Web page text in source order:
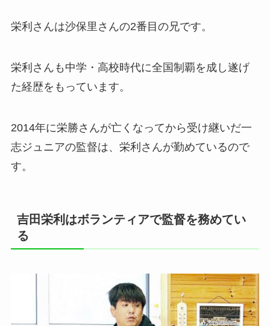
栄利さんは沙保里さんの2番目の兄です。
栄利さんも中学・高校時代に全国制覇を成し遂げ
た経歴をもっています。
2014年に栄勝さんが亡くなってから受け継いだ一
志ジュニアの監督は、栄利さんが勤めているので
す。
吉田栄利はボランティアで監督を務めてい
る